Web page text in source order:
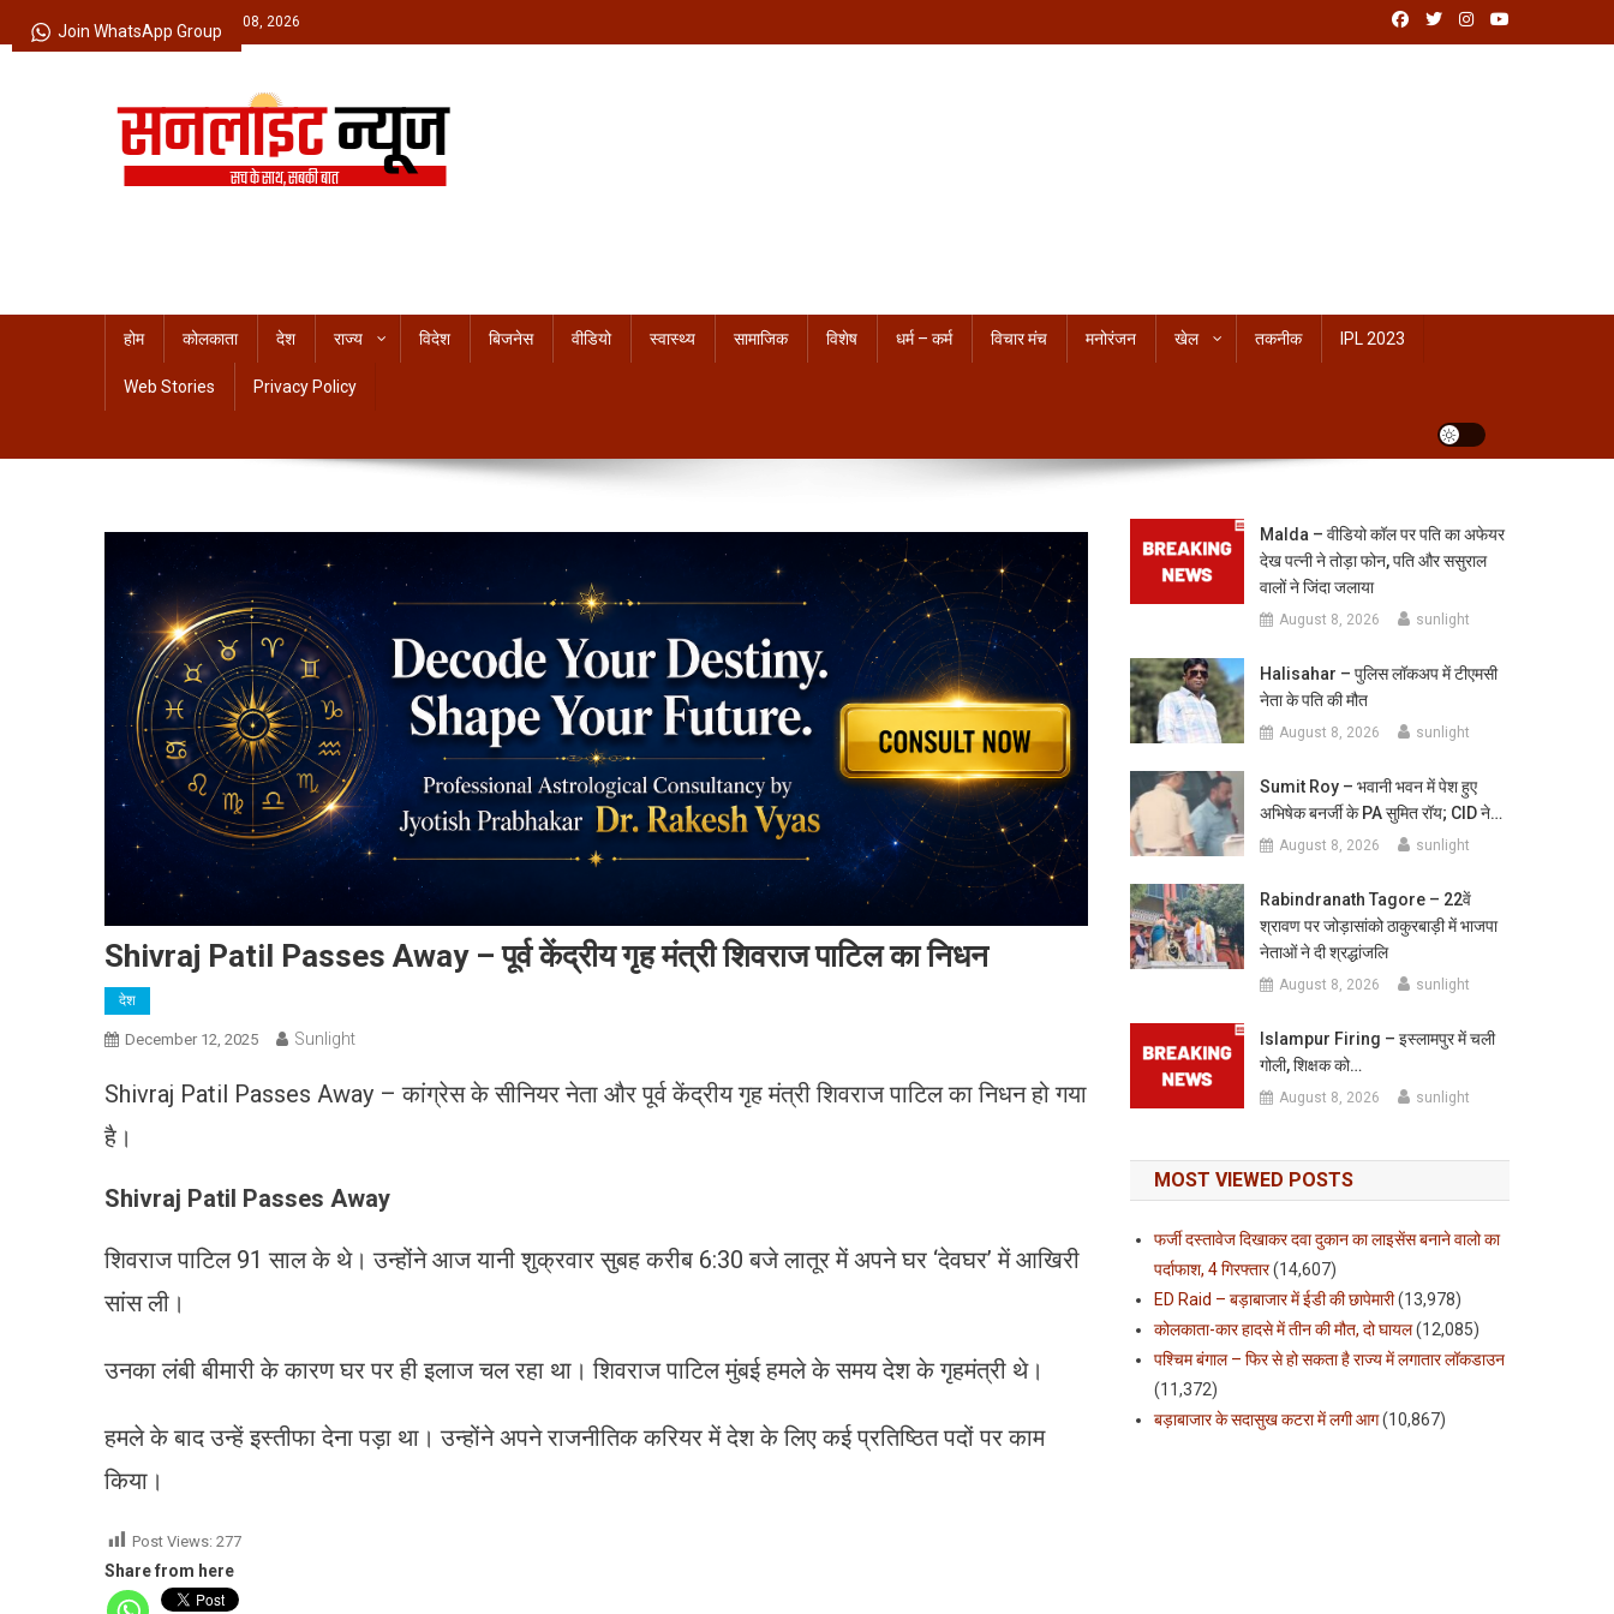
to
Saturday, August 08, 2026
होम कोलकाता देश राज्य विदेश बिजनेस वीडियो स्वास्थ्य सामाजिक विशेष धर्म – कर्म विचार मंच मनोरंजन खेल तकनीक IPL 2023
Web Stories Privacy Policy
Shivraj Patil Passes Away – पूर्व केंद्रीय गृह मंत्री शिवराज पाटिल का निधन
देश
December 12, 2025 Sunlight
Shivraj Patil Passes Away – कांग्रेस के सीनियर नेता और पूर्व केंद्रीय गृह मंत्री शिवराज पाटिल का निधन हो गया
है।
Shivraj Patil Passes Away
शिवराज पाटिल 91 साल के थे। उन्होंने आज यानी शुक्रवार सुबह करीब 6:30 बजे लातूर में अपने घर ‘देवघर’ में आखिरी
सांस ली।
उनका लंबी बीमारी के कारण घर पर ही इलाज चल रहा था। शिवराज पाटिल मुंबई हमले के समय देश के गृहमंत्री थे।
हमले के बाद उन्हें इस्तीफा देना पड़ा था। उन्होंने अपने राजनीतिक करियर में देश के लिए कई प्रतिष्ठित पदों पर काम
किया।
Post Views: 277
Share from here
Malda – वीडियो कॉल पर पति का अफेयर
देख पत्नी ने तोड़ा फोन, पति और ससुराल
वालों ने जिंदा जलाया
August 8, 2026 sunlight
Halisahar – पुलिस लॉकअप में टीएमसी
नेता के पति की मौत
August 8, 2026 sunlight
Sumit Roy – भवानी भवन में पेश हुए
अभिषेक बनर्जी के PA सुमित रॉय; CID ने…
August 8, 2026 sunlight
Rabindranath Tagore – 22वें
श्रावण पर जोड़ासांको ठाकुरबाड़ी में भाजपा
नेताओं ने दी श्रद्धांजलि
August 8, 2026 sunlight
Islampur Firing – इस्लामपुर में चली
गोली, शिक्षक को…
August 8, 2026 sunlight
MOST VIEWED POSTS
फर्जी दस्तावेज दिखाकर दवा दुकान का लाइसेंस बनाने वालो का
पर्दाफाश, 4 गिरफ्तार(14,607)
ED Raid – बड़ाबाजार में ईडी की छापेमारी(13,978)
कोलकाता-कार हादसे में तीन की मौत, दो घायल(12,085)
पश्चिम बंगाल – फिर से हो सकता है राज्य में लगातार लॉकडाउन
(11,372)
बड़ाबाजार के सदासुख कटरा में लगी आग(10,867)
Join WhatsApp Group